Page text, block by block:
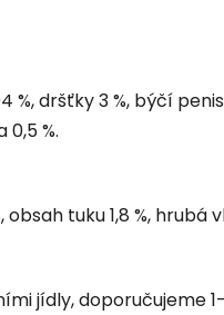
%, dršťky 3 %, býčí
%.
tuku 1,8 %, hrubá
jídly, doporučujeme